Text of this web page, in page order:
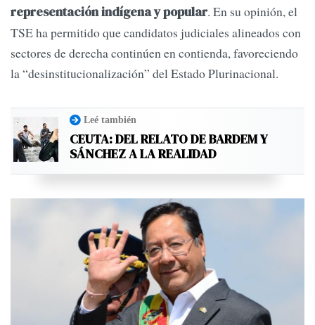
representación indígena y popular. En su opinión, el
TSE ha permitido que candidatos judiciales alineados con
sectores de derecha continúen en contienda, favoreciendo
la “desinstitucionalización” del Estado Plurinacional.
Leé también
CEUTA: DEL RELATO DE BARDEM Y
SÁNCHEZ A LA REALIDAD